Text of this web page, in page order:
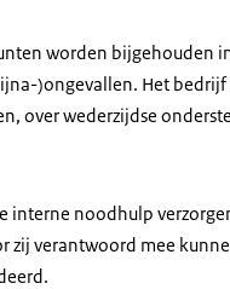
worden bijgehouden
)ongevallen. Het
over wederzijdse
interne noodhulp
zij verantwoord mee